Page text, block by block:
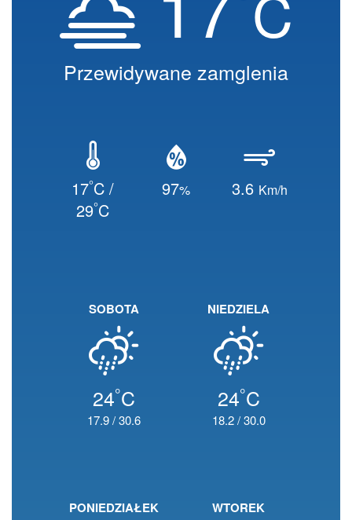
Przewidywane zamglenia
17°C /
29°C
97% 3.6 Km/h
SOBOTA
24°C
17.9/30.6
NIEDZIELA
24°C
18.2/30.0
PONIEDZIAŁEK WTOREK